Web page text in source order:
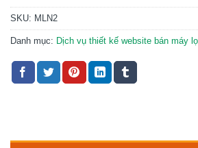
SKU: MLN2
Danh mục: Dịch vụ thiết kế website bán máy